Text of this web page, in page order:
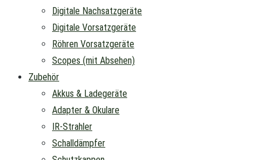
Digitale Nachsatzgeräte
Digitale Vorsatzgeräte
Röhren Vorsatzgeräte
Scopes (mit Absehen)
Zubehör
Akkus & Ladegeräte
Adapter & Okulare
IR-Strahler
Schalldämpfer